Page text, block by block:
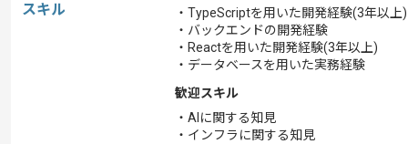
スキル
・TypeScriptを用いた開発経験(3年以上)
・バックエンドの開発経験
・Reactを用いた開発経験(3年以上)
・データベースを用いた実務経験
歓迎スキル
・AIに関する知見
・インフラに関する知見